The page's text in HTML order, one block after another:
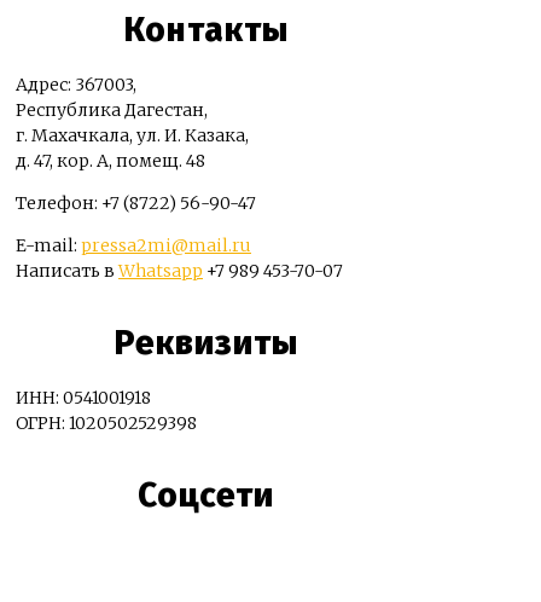
Контакты
Адрес: 367003,
Республика Дагестан,
г. Махачкала, ул. И. Казака,
д. 47, кор. А, помещ. 48
Телефон: +7 (8722) 56-90-47
E-mail: pressa2mi@mail.ru
Написать вWhatsapp +7 989 453-70-07
Реквизиты
ИНН: 0541001918
ОГРН: 1020502529398
Соцсети